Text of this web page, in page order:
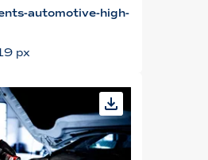
automotive-high-
px